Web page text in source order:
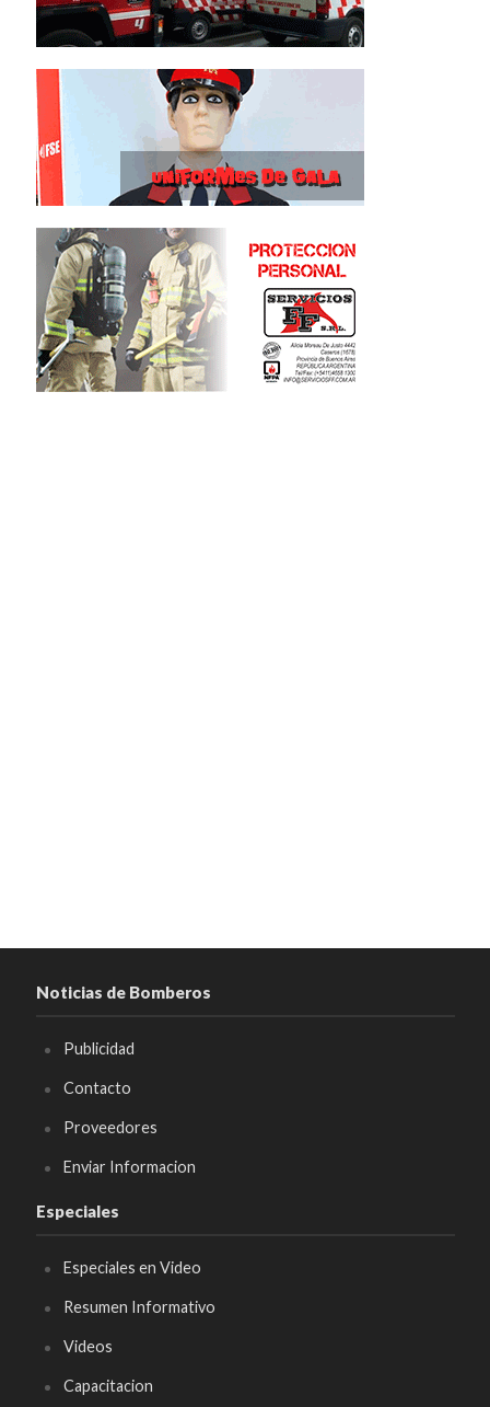
Noticias de Bomberos
Publicidad
Contacto
Proveedores
Enviar Informacion
Especiales
Especiales en Video
Resumen Informativo
Videos
Capacitacion